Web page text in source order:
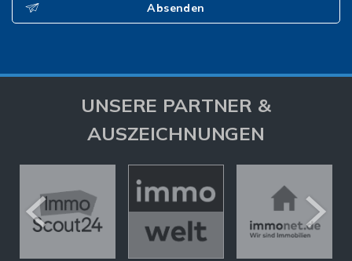
Absenden
UNSERE PARTNER &
AUSZEICHNUNGEN